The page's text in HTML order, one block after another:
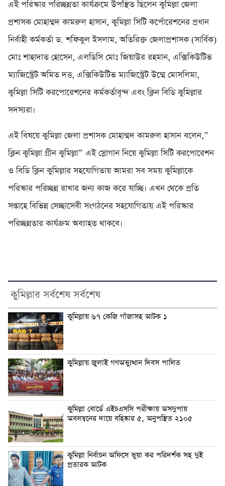
এই পরিস্কার পরিচ্ছন্নতা কার্যক্রমে উপস্থিত ছিলেন কুমিল্লা জেলা
প্রশাসক মোহাম্মদ কামরুল হাসান, কুমিল্লা সিটি কর্পোরেশনের প্রধান
নির্বাহী কর্মকর্তা ড. শফিকুল ইসলাম, অতিরিক্ত জেলাপ্রশাসক (সার্বিক)
মোঃ শাহাদাত হোসেন, এলডিসি মোঃ জিয়াউর রহমান, এক্সিকিউটিভ
ম্যাজিস্ট্রেট অমিত দত্ত, এক্সিকিউটিভ ম্যাজিস্ট্রেট উম্মে মোসলিমা,
কুমিল্লা সিটি করপোরেশনের কর্মকর্তাবৃন্দ এবং ক্লিন বিডি কুমিল্লার
সদস্যরা।
এই বিষয়ে কুমিল্লা জেলা প্রশাসক মোহাম্মদ কামরুল হাসান বলেন,”
ক্লিন কুমিল্লা গ্রীন কুমিল্লা” এই স্লোগান নিয়ে কুমিল্লা সিটি করপোরেশন
ও বিডি ক্লিন কুমিল্লার সহযোগিতায় আমরা সব সময় কুমিল্লাকে
পরিস্কার পরিচ্ছন্ন রাখার জন্য কাজ করে যাচ্ছি। এখন থেকে প্রতি
সপ্তাহে বিভিন্ন সেচ্ছাসেবী সংগঠনের সহযোগিতায় এই পরিস্কার
পরিচ্ছন্নতার কার্যক্রম অব্যাহত থাকবে।
কুমিল্লার সর্বশেষ সর্বশেষ
কুমিল্লায় ৬৭ কেজি গাঁজাসহ আটক ১
কুমিল্লায় জুলাই গণঅভ্যুত্থান দিবস পালিত
কুমিল্লা বোর্ডে এইচএসসি পরীক্ষায় অসদুপায়
অবলম্বনের দায়ে বহিষ্কার ৫, অনুপস্থিত ২১০৫
কুমিল্লা নির্বাচন অফিসে ভুয়া কর পরিদর্শক সহ দুই
প্রতারক আটক